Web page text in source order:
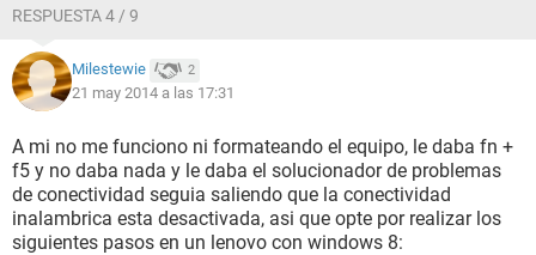
RESPUESTA 4 / 9
Milestewie 2
21 may 2014 a las 17:31
A mi no me funciono ni formateando el equipo, le daba fn +
f5 y no daba nada y le daba el solucionador de problemas
de conectividad seguia saliendo que la conectividad
inalambrica esta desactivada, asi que opte por realizar los
siguientes pasos en un lenovo con windows 8: